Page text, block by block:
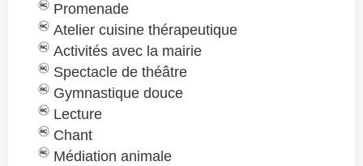
Promenade
Atelier cuisine thérapeutique
Activités avec la mairie
Spectacle de théâtre
Gymnastique douce
Lecture
Chant
Médiation animale